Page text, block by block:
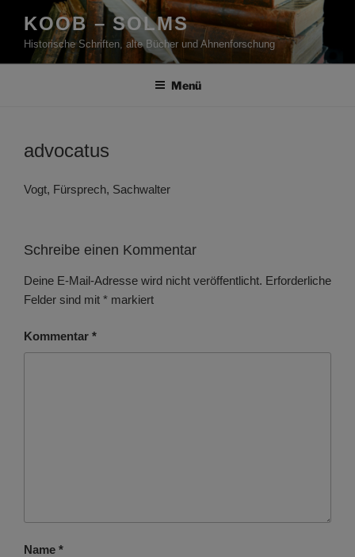
Inhalt
springen
KOOB – SOLMS
Historische Schriften, alte Bücher und Ahnenforschung
Menü
advocatus
Vogt, Fürsprech, Sachwalter
Schreibe einen Kommentar
Deine E-Mail-Adresse wird nicht veröffentlicht. Erforderliche
Felder sind mit * markiert
Kommentar *
Name *